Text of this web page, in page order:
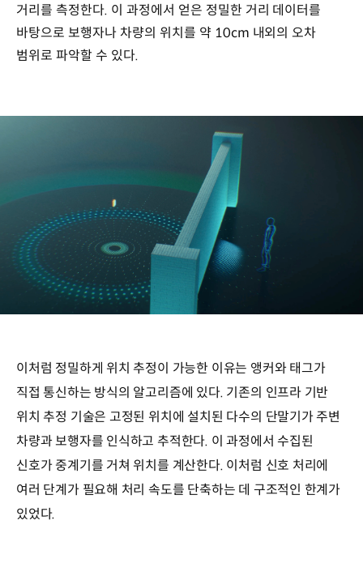
거리를 측정한다. 이 과정에서 얻은 정밀한 거리 데이터를
바탕으로 보행자나 차량의 위치를 약 10cm 내외의 오차
범위로 파악할 수 있다.
이처럼 정밀하게 위치 추정이 가능한 이유는 앵커와 태그가
직접 통신하는 방식의 알고리즘에 있다. 기존의 인프라 기반
위치 추정 기술은 고정된 위치에 설치된 다수의 단말기가 주변
차량과 보행자를 인식하고 추적한다. 이 과정에서 수집된
신호가 중계기를 거쳐 위치를 계산한다. 이처럼 신호 처리에
여러 단계가 필요해 처리 속도를 단축하는 데 구조적인 한계가
있었다.